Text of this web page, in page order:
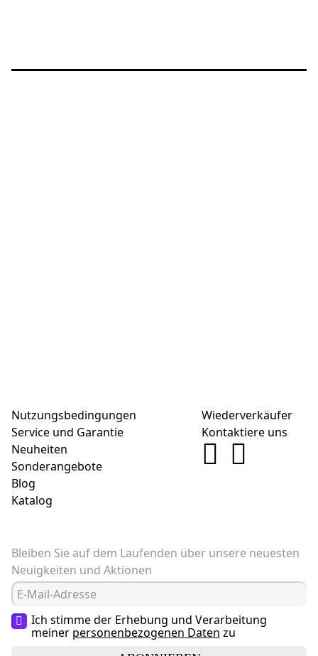
Nutzungsbedingungen
Service und Garantie
Neuheiten
Sonderangebote
Blog
Katalog
Wiederverkäufer
Kontaktiere uns
Bleiben Sie auf dem Laufenden über unsere neuesten
Neuigkeiten und Aktionen
Ich stimme der Erhebung und Verarbeitung
meiner personenbezogenen Daten zu